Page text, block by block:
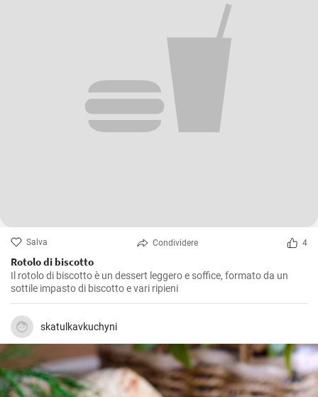
Salva Condividere 4
Rotolo di biscotto
Il rotolo di biscotto è un dessert leggero e soffice, formato da un
sottile impasto di biscotto e vari ripieni
skatulkavkuchyni